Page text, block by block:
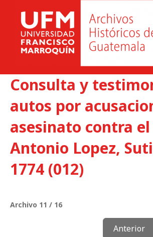
Consulta y
autos por
asesinato contra
Antonio Lopez,
1774 (012)
Archivo 11 / 16
Anterior